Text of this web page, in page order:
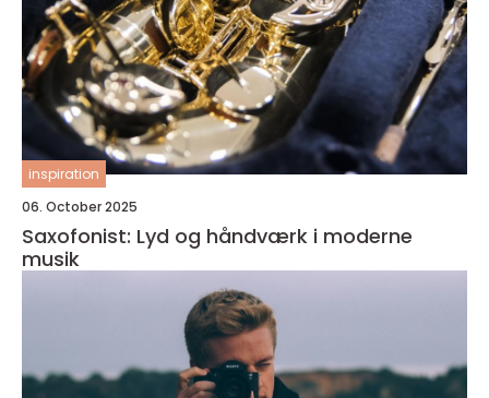
inspiration
06. October 2025
Saxofonist: Lyd og håndværk i moderne
musik